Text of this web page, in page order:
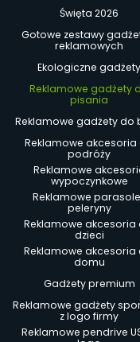
Święta 2026
Gotowe zestawy
reklamowych
Ekologiczne gadżety
Reklamowe gadżety
pisania
Reklamowe gadżety do
Reklamowe akcesoria
podróży
Reklamowe
wypoczynkowe
Reklamowe
peleryny
Reklamowe akcesoria
dzieci
Reklamowe akcesoria
domu
Gadżety premium
Reklamowe gadżety
z logo firmy
Reklamowe pendrive